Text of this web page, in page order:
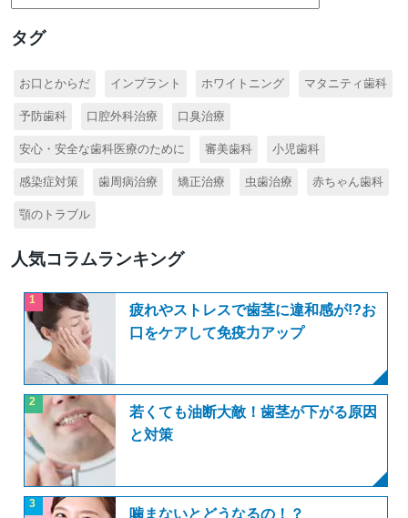
タグ
お口とからだ インプラント ホワイトニング マタニティ歯科
予防歯科 口腔外科治療 口臭治療
安心・安全な歯科医療のために 審美歯科 小児歯科
感染症対策 歯周病治療 矯正治療 虫歯治療 赤ちゃん歯科
顎のトラブル
人気コラムランキング
1
疲れやストレスで歯茎に違和感が!?お
口をケアして免疫力アップ
2
若くても油断大敵！歯茎が下がる原因
と対策
3
噛まないとどうなるの！？